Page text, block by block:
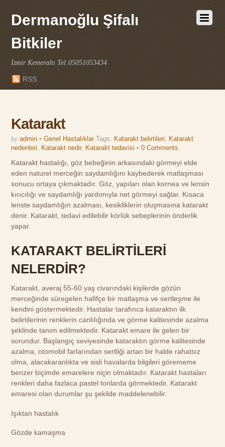
Dermanoğlu Şifalı
Bitkiler
İzmir Kemeraltı Tel:05051053434
RSS
Katarakt
by admin • Genel Hastalıklar Tags: Katarakt belirtileri, Katarakt
nedenleri, Katarakt nedir, Katarakt tedavisi •0 Comments
Katarakt hastalığı, göz bebeğinin arkasındaki görmeyi elde
eden naturel merceğin saydamlığını kaybederek matlaşması
sonucu ortaya çıkmaktadır. Göz, yapıları olan kornea ve lensin
kırıcılığı ve saydamlığı yardımıyla net görmeyi sağlar. Kısaca
lenste saydamlığın azalması, kesikliklerin oluşmasına katarakt
denir. Katarakt, tedavi edilebilir körlük sebeplerinin önderlik
yapar.
KATARAKT BELİRTİLERİ
NELERDİR?
Katarakt, averaj 55-60 yaş civarındaki kişilerde gözün
merceğinde süregelen hafifçe bir matlaşma ve sertleşme ile
kendini göstermektedir. Hastalar tarafınca kataraktın ilk
belirtilerinin renklerin canlılığında ve görme kalitesinde azalma
şeklinde tanım edilmektedir. Katarakt emare ile gelen bir
sorundur. Başlangıç seviyesinde kataraktın görme kalitesinde
azalma, otomobil farlarından sertliği artan bir halde rahatsız
olma, alacakaranlıkta ve sisli havalarda bilgileri görememe
benzer biçimde emarelere niçin olmaktadır. Katarakt hastaları
renkleri daha fazlaca pastel tonlarda görmektedir. Katarakt
emaresi olan durumlar şu şekilde maddelenebilir:
Işıktan hastalık
Gözde kamaşma